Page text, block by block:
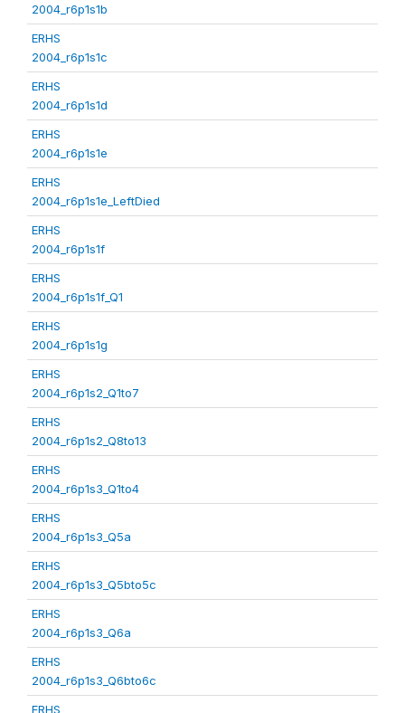
2004_r6p1s1b
ERHS
2004_r6p1s1c
ERHS
2004_r6p1s1d
ERHS
2004_r6p1s1e
ERHS
2004_r6p1s1e_LeftDied
ERHS
2004_r6p1s1f
ERHS
2004_r6p1s1f_Q1
ERHS
2004_r6p1s1g
ERHS
2004_r6p1s2_Q1to7
ERHS
2004_r6p1s2_Q8to13
ERHS
2004_r6p1s3_Q1to4
ERHS
2004_r6p1s3_Q5a
ERHS
2004_r6p1s3_Q5bto5c
ERHS
2004_r6p1s3_Q6a
ERHS
2004_r6p1s3_Q6bto6c
ERHS